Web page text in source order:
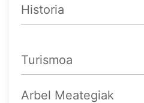
Historia
Turismoa
Arbel Meategiak